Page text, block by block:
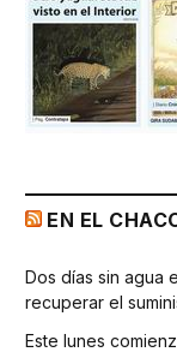
EN EL
Dos días sin agua
recuperar el
Este lunes